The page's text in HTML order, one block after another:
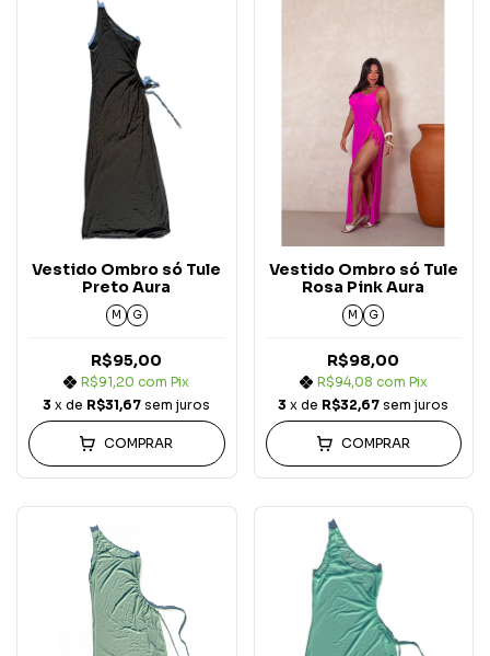
Vestido Ombro só Tule
Preto Aura
M G
R$95,00
R$91,20com Pix
3 x de R$31,67 sem juros
COMPRAR
Vestido Ombro só Tule
Rosa Pink Aura
M G
R$98,00
R$94,08 com Pix
3 x de R$32,67 sem juros
COMPRAR